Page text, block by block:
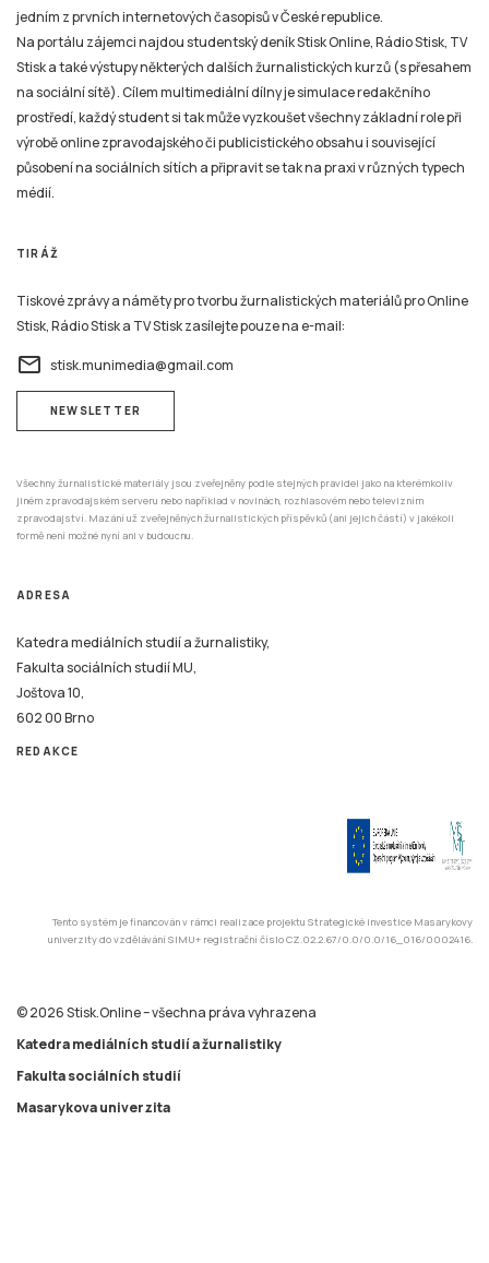
prostředí, každý student si tak může vyzkoušet všechny základní role při
výrobě online zpravodajského či publicistického obsahu i související
působení na sociálních sítích a připravit se tak na praxi v různých typech
médií.
TIRÁŽ
Tiskové zprávy a náměty pro tvorbu žurnalistických materiálů pro Online
email stisk.munimedia@gmail.com
NEWSLETTER
Všechny žurnalistické materiály jsou zveřejněny podle stejných pravidel jako na kterémkoliv
jiném zpravodajském serveru nebo například v novinách, rozhlasovém nebo televizním
zpravodajství. Mazání už zveřejněných žurnalistických příspěvků (ani jejich částí) v jakékoli
formě není možné nyní ani v budoucnu.
ADRESA
Katedra mediálních studií a žurnalistiky,
Joštova 10,
REDAKCE
Tento systém je financován v rámci realizace projektu Strategické investice Masarykovy
univerzity do vzdělávání SIMU+ registrační číslo CZ.02.2.67/0.0/0.0/16_016/0002416.
Katedra mediálních studií a žurnalistiky